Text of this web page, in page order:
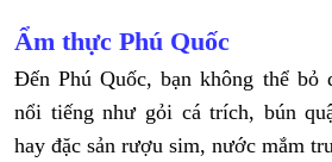
Ẩm thực Phú Quốc
Đến Phú Quốc, bạn không thể bỏ
nổi tiếng như gỏi cá trích, bún
hay đặc sản rượu sim, nước mắm